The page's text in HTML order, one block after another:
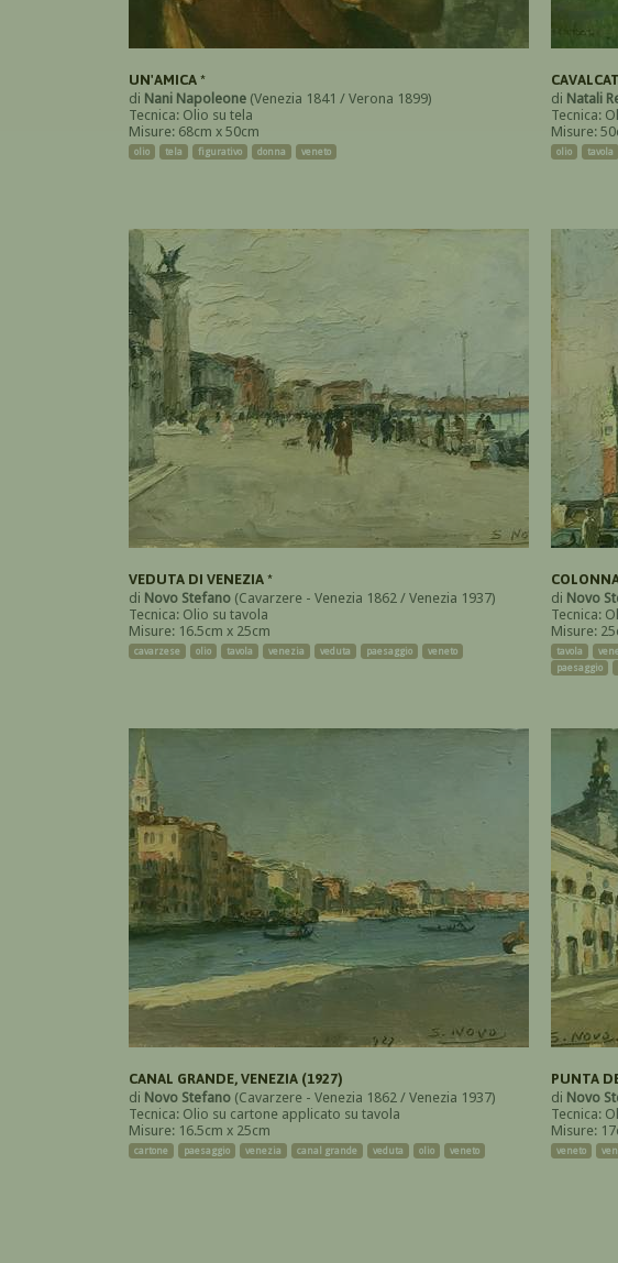
UN'AMICA *
di Nani Napoleone (Venezia 1841 / Verona 1899)
Tecnica: Olio su tela
Misure: 68cm x 50cm
olio tela figurativo donna veneto
di Natali
Tecnica:
Misure:
olio tavola
VEDUTA DI VENEZIA *
di Novo Stefano (Cavarzere - Venezia 1862 / Venezia 1937)
Tecnica: Olio su tavola
Misure: 16.5cm x 25cm
cavarzese olio tavola venezia veduta paesaggio veneto
di Novo
Tecnica:
Misure:
tavola
paesaggio
CANAL GRANDE, VENEZIA (1927)
di Novo Stefano (Cavarzere - Venezia 1862 / Venezia 1937)
Tecnica: Olio su cartone applicato su tavola
Misure: 16.5cm x 25cm
cartone paesaggio venezia canal grande veduta olio veneto
PUNTA
di Novo
Tecnica:
Misure:
veneto